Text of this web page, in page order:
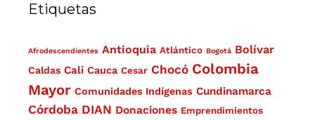
Etiquetas
Afrodescendientes Antioquia Atlántico Bogotá Bolívar
Caldas Cali Cauca Cesar Chocó Colombia
Mayor Comunidades Indígenas Cundinamarca
Córdoba DIAN Donaciones Emprendimientos